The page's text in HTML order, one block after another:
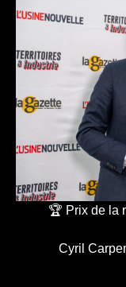
🏆 Prix de la
Cyril